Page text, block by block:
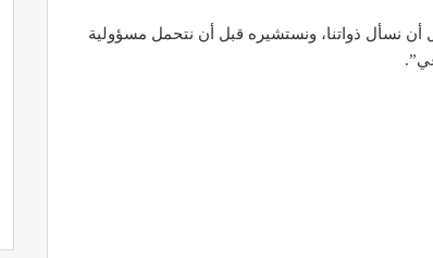
أن نسأل ذواتنا، ونستشيره قبل أن نتحمل مسؤولية